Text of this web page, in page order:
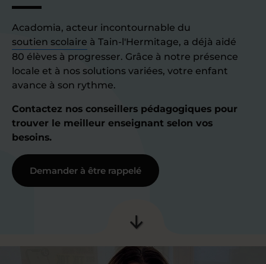
Acadomia, acteur incontournable du
soutien scolaire à Tain-l'Hermitage, a déjà aidé
80 élèves à progresser. Grâce à notre présence
locale et à nos solutions variées, votre enfant
avance à son rythme.
Contactez nos conseillers pédagogiques pour
trouver le meilleur enseignant selon vos
besoins.
Demander à être rappelé